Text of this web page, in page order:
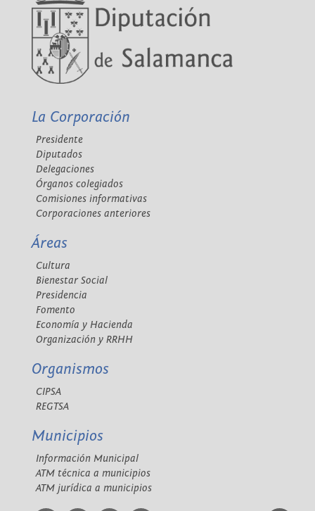
La Corporación
Presidente
Diputados
Delegaciones
Órganos colegiados
Comisiones informativas
Corporaciones anteriores
Áreas
Cultura
Bienestar Social
Presidencia
Fomento
Economía y Hacienda
Organización y RRHH
Organismos
CIPSA
REGTSA
Municipios
Información Municipal
ATM técnica a municipios
ATM jurídica a municipios